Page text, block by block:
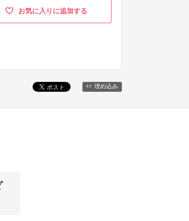
お気に入りに追加する
埋め込み